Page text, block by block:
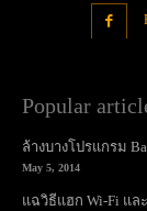
Popular
ล้างบางโปรแกรม
May 5, 2014
แฉวิธีแฮก Wi-Fi แล